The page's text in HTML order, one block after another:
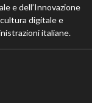
e dell’Innovazione
digitale e
italiane.